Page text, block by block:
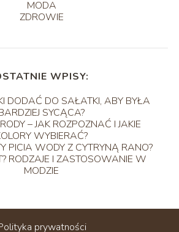
MODA
ZDROWIE
WPISY:
DODAĆ DO SAŁATKI, ABY BYŁA
SYCĄCA?
– JAK ROZPOZNAĆ I JAKIE
WYBIERAĆ?
PICIA WODY Z CYTRYNĄ RANO?
RODZAJE I ZASTOSOWANIE W
MODZIE
prywatności